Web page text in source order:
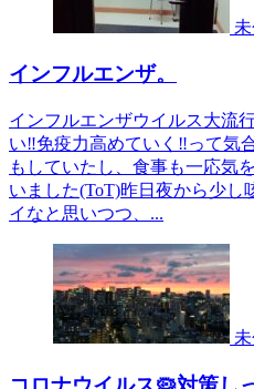
インフルエンザ。
インフルエンザウイルス大流
い‼︎免疫力高めていく‼︎って気
もしていたし、食事も一応気
いました(ToT)昨日夜から少し
イなと思いつつ、...